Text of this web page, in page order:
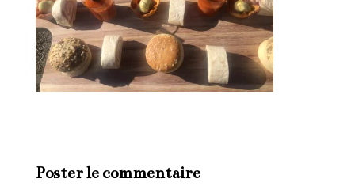
Poster le commentaire